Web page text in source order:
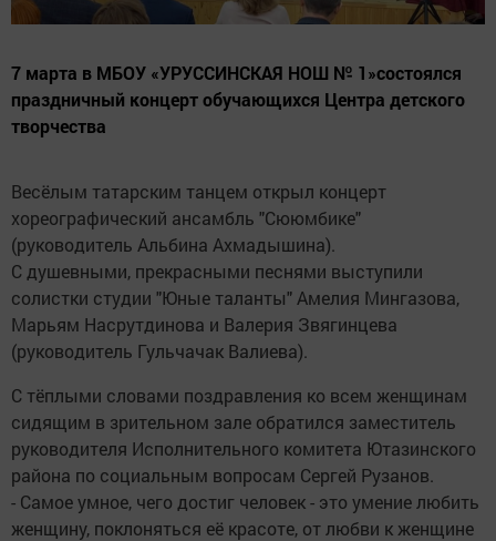
7 марта в МБОУ «УРУССИНСКАЯ НОШ № 1»состоялся
праздничный концерт обучающихся Центра детского
творчества
Весёлым татарским танцем открыл концерт
хореографический ансамбль "Сююмбике"
(руководитель Альбина Ахмадышина).
С душевными, прекрасными песнями выступили
солистки студии "Юные таланты" Амелия Мингазова,
Марьям Насрутдинова и Валерия Звягинцева
(руководитель Гульчачак Валиева).
С тёплыми словами поздравления ко всем женщинам
сидящим в зрительном зале обратился заместитель
руководителя Исполнительного комитета Ютазинского
района по социальным вопросам Сергей Рузанов.
- Самое умное, чего достиг человек - это умение любить
женщину, поклоняться её красоте, от любви к женщине